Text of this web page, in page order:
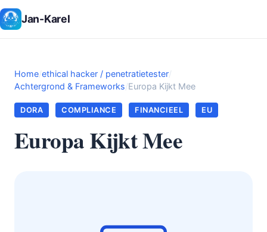
Jan-Karel
Home/ethical hacker / penetratietester/
Achtergrond & Frameworks/Europa Kijkt Mee
DORA COMPLIANCE FINANCIEEL EU
Europa Kijkt Mee